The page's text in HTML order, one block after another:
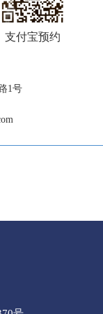
支付宝预约
1号